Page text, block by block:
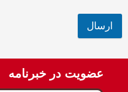
ارسال
عضویت در خبرنامه